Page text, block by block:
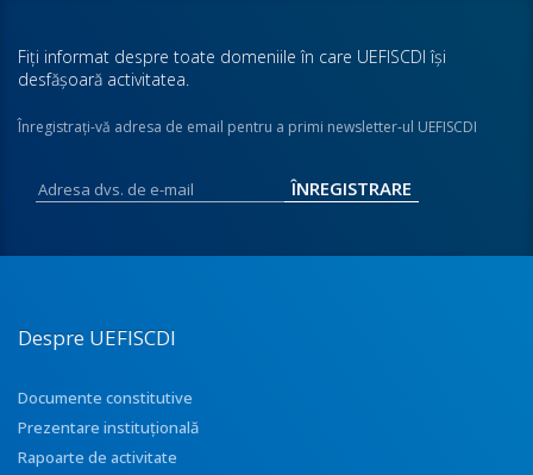
Fiţi informat despre toate domeniile în care UEFISCDI îşi
desfăşoară activitatea.
Înregistraţi-vă adresa de email pentru a primi newsletter-ul UEFISCDI
Despre UEFISCDI
Documente constitutive
Prezentare instituţională
Rapoarte de activitate